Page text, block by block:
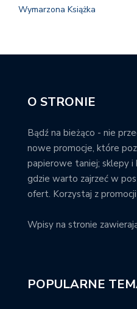
Wymarzona Książka
O STRONIE
Bądź na bieżąco - nie
nowe promocje, które
papierowe taniej; sklepy
gdzie warto zajrzeć w
ofert. Korzystaj z
Wpisy na stronie
POPULARNE